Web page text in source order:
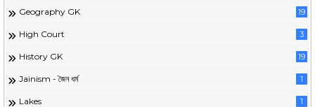
Geography GK 19
High Court 3
History GK 19
Jainism - জৈন ধর্ম 1
Lakes 1